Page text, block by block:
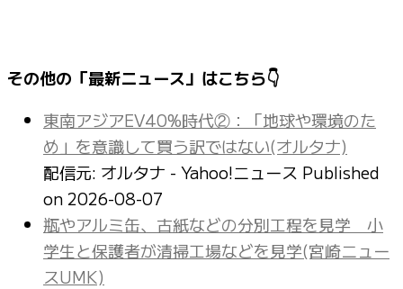
その他の「最新ニュース」はこちら👇
東南アジアEV40%時代②：「地球や環境のた
め」を意識して買う訳ではない(オルタナ)
配信元: オルタナ - Yahoo!ニュース Published
on 2026-08-07
瓶やアルミ缶、古紙などの分別工程を見学 小
学生と保護者が清掃工場などを見学(宮崎ニュー
スUMK)